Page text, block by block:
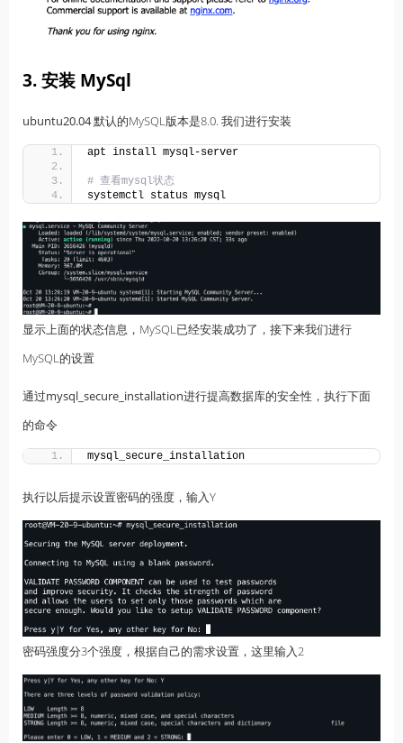
3. 安装 MySql
ubuntu20.04默认的MySQL版本是8.0. 我们进行安装
apt install mysql-server
# 查看mysql状态
systemctl status mysql
显示上面的状态信息，MySQL已经安装成功了，接下来我们进行
MySQL的设置
通过mysql_secure_installation进行提高数据库的安全性，执行下面
的命令
mysql_secure_installation
执行以后提示设置密码的强度，输入Y
密码强度分3个强度，根据自己的需求设置，这里输入2